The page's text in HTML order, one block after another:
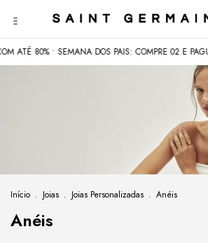
80% • SEMANA DOS PAIS: COMPRE 02 E
Início . Joias . Joias Personalizadas . Anéis
Anéis